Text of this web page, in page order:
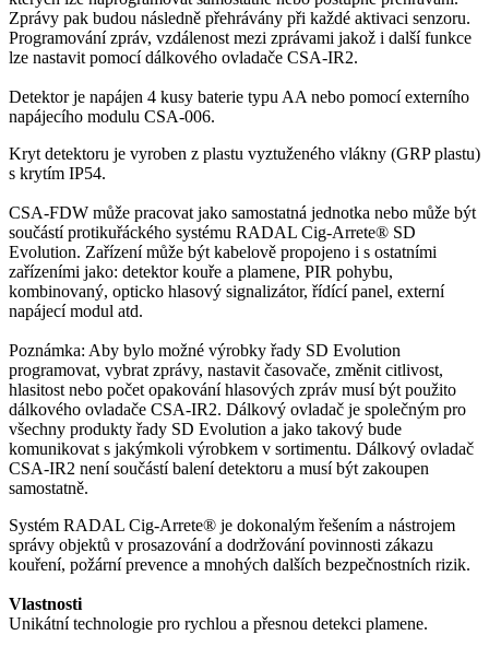
Zprávy pak budou následně přehrávány při každé aktivaci senzoru.
Programování zpráv, vzdálenost mezi zprávami jakož i další funkce
lze nastavit pomocí dálkového ovladače CSA-IR2.
Detektor je napájen 4 kusy baterie typu AA nebo pomocí externího
napájecího modulu CSA-006.
Kryt detektoru je vyroben z plastu vyztuženého vlákny (GRP plastu)
s krytím IP54.
CSA-FDW může pracovat jako samostatná jednotka nebo může být
součástí protikuřáckého systému RADAL Cig-Arrete® SD
Evolution. Zařízení může být kabelově propojeno i s ostatními
zařízeními jako: detektor kouře a plamene, PIR pohybu,
kombinovaný, opticko hlasový signalizátor, řídící panel, externí
napájecí modul atd.
Poznámka: Aby bylo možné výrobky řady SD Evolution
programovat, vybrat zprávy, nastavit časovače, změnit citlivost,
hlasitost nebo počet opakování hlasových zpráv musí být použito
dálkového ovladače CSA-IR2. Dálkový ovladač je společným pro
všechny produkty řady SD Evolution a jako takový bude
komunikovat s jakýmkoli výrobkem v sortimentu. Dálkový ovladač
CSA-IR2 není součástí balení detektoru a musí být zakoupen
samostatně.
Systém RADAL Cig-Arrete® je dokonalým řešením a nástrojem
správy objektů v prosazování a dodržování povinnosti zákazu
kouření, požární prevence a mnohých dalších bezpečnostních rizik.
Vlastnosti
Unikátní technologie pro rychlou a přesnou detekci plamene.